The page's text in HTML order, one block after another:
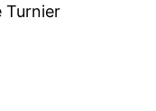
Turnier